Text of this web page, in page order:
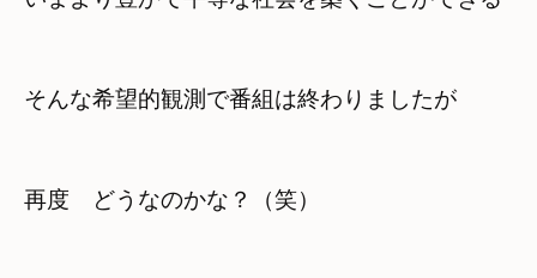
そんな希望的観測で番組は終わりましたが
再度　どうなのかな？（笑）